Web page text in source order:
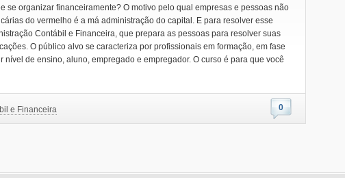
se organizar financeiramente? O motivo pelo qual empresas e pessoas não
do vermelho é a má administração do capital. E para resolver esse
Contábil e Financeira, que prepara as pessoas para resolver suas
O público alvo se caracteriza por profissionais em formação, em fase
nível de ensino, aluno, empregado e empregador. O curso é para que você
e Financeira 0